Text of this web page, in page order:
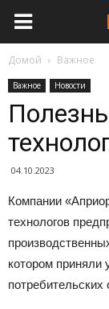
Домой Важное
Важное Новости
04.10.2023
Компании
технологов
котором приняли